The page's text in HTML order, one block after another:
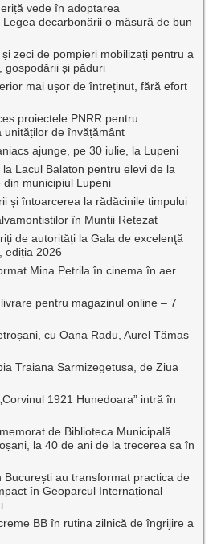
vede în adoptarea
decarbonării o măsură de bun
zeci de pompieri mobilizați pentru a
gospodării și păduri
mai ușor de întreținut, fără efort
proiectele PNRR pentru
unităților de învățământ
ajunge, pe 30 iulie, la Lupeni
Lacul Balaton pentru elevi de la
municipiul Lupeni
și întoarcerea la rădăcinile timpului
în Munții Retezat
de autorități la Gala de excelenţă
ediția 2026
Mina Petrila în cinema în aer
pentru magazinul online – 7
cu Oana Radu, Aurel Tămaș
Traiana Sarmizegetusa, de Ziua
1921 Hunedoara” intră în
de Biblioteca Municipală
la 40 de ani de la trecerea sa în
București au transformat practica de
în Geoparcul Internațional
BB în rutina zilnică de îngrijire a